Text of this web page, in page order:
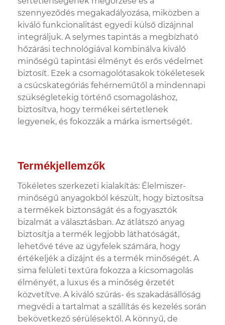
szennyeződés megakadályozása, miközben a
kiváló funkcionalitást egyedi külső dizájnnal
integráljuk. A selymes tapintás a megbízható
hőzárási technológiával kombinálva kiváló
minőségű tapintási élményt és erős védelmet
biztosít. Ezek a csomagolótasakok tökéletesek
a csúcskategóriás fehérneműtől a mindennapi
szükségletekig történő csomagoláshoz,
biztosítva, hogy termékei sértetlenek
legyenek, és fokozzák a márka ismertségét.
Termékjellemzők
Tökéletes szerkezeti kialakítás: Élelmiszer-
minőségű anyagokból készült, hogy biztosítsa
a termékek biztonságát és a fogyasztók
bizalmát a választásban. Az átlátszó anyag
biztosítja a termék legjobb láthatóságát,
lehetővé téve az ügyfelek számára, hogy
értékeljék a dizájnt és a termék minőségét. A
sima felületi textúra fokozza a kicsomagolás
élményét, a luxus és a minőség érzetét
közvetítve. A kiváló szúrás- és szakadásállóság
megvédi a tartalmat a szállítás és kezelés során
bekövetkező sérülésektől. A könnyű, de